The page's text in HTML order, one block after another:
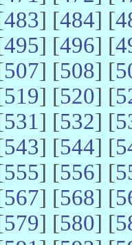
483] [484] [
495] [496] [
507] [508] [
519] [520] [
531] [532] [
543] [544] [
555] [556] [
567] [568] [
579] [580] [